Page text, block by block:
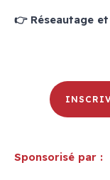
👉 Réseautage
Sponsorisé par :